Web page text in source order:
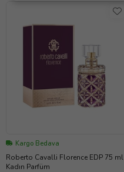
Kargo Bedava
Roberto Cavalli Florence EDP 75 ml
Kadın Parfüm